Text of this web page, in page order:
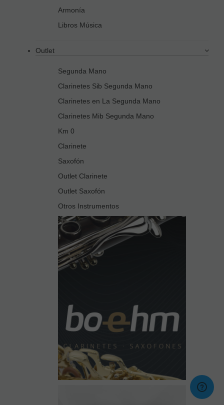
Armonía
Libros Música
Outlet
Segunda Mano
Clarinetes Sib Segunda Mano
Clarinetes en La Segunda Mano
Clarinetes Mib Segunda Mano
Km 0
Clarinete
Saxofón
Outlet Clarinete
Outlet Saxofón
Otros Instrumentos